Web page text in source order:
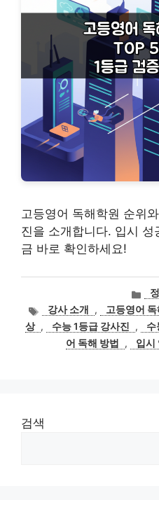
고등영어 독해학원 순위
진을 소개합니다. 입시 성
금 바로 확인하세요!
카
테
고
리
태강사 소개 , 고등영어
상 , 수능 1등급 강사진 , 수
어 독해 방법
, 입시
검색